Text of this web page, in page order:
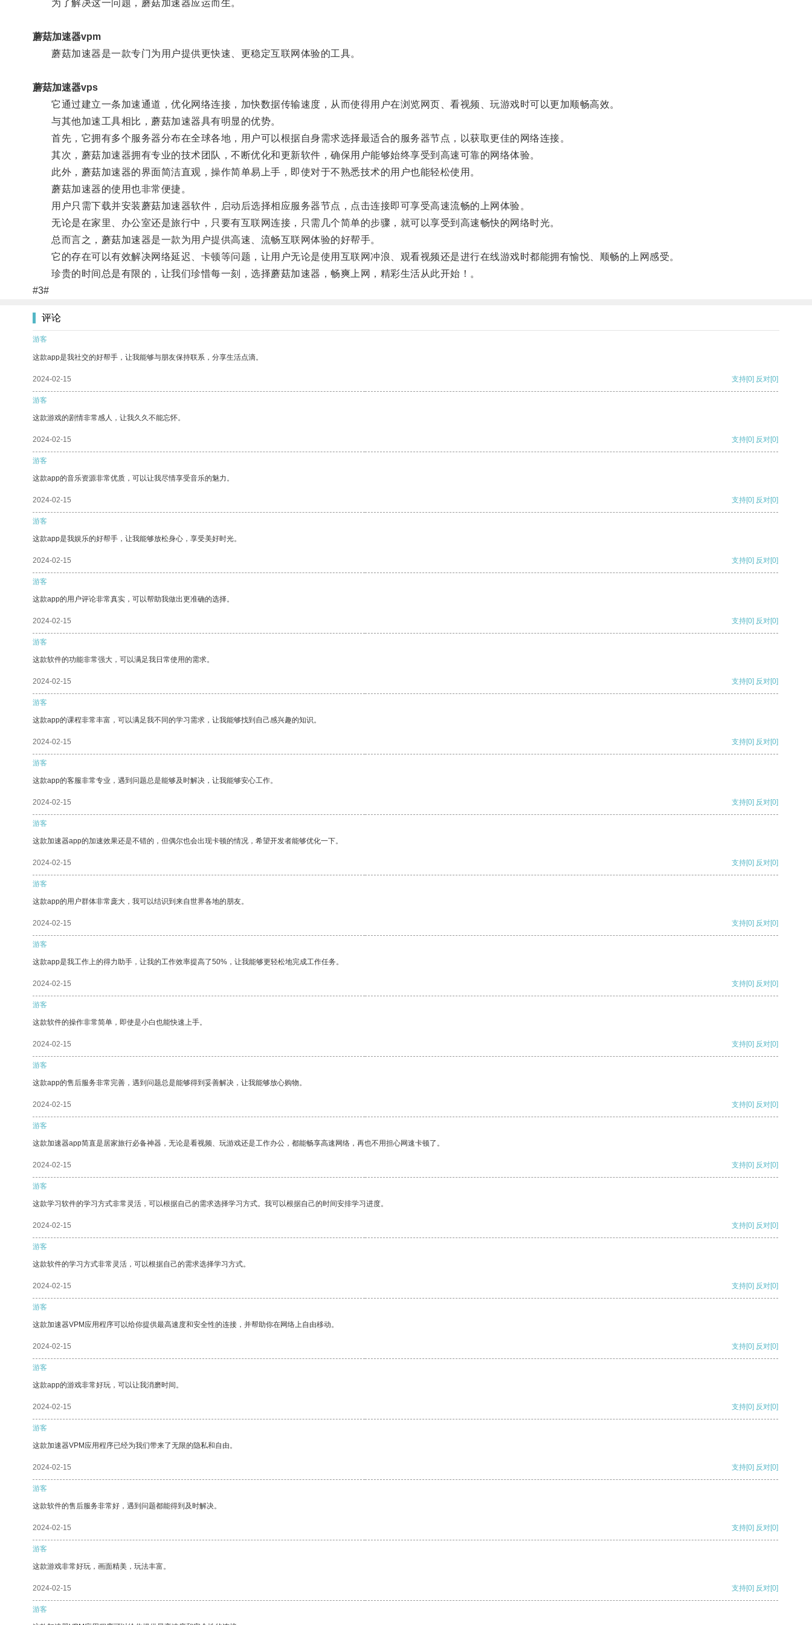
为了解决这一问题，蘑菇加速器应运而生。
蘑菇加速器vpm
蘑菇加速器是一款专门为用户提供更快速、更稳定互联网体验的工具。
蘑菇加速器vps
它通过建立一条加速通道，优化网络连接，加快数据传输速度，从而使得用户在浏览网页、看视频、玩游戏时可以更加顺畅高效。
与其他加速工具相比，蘑菇加速器具有明显的优势。
首先，它拥有多个服务器分布在全球各地，用户可以根据自身需求选择最适合的服务器节点，以获取更佳的网络连接。
其次，蘑菇加速器拥有专业的技术团队，不断优化和更新软件，确保用户能够始终享受到高速可靠的网络体验。
此外，蘑菇加速器的界面简洁直观，操作简单易上手，即使对于不熟悉技术的用户也能轻松使用。
蘑菇加速器的使用也非常便捷。
用户只需下载并安装蘑菇加速器软件，启动后选择相应服务器节点，点击连接即可享受高速流畅的上网体验。
无论是在家里、办公室还是旅行中，只要有互联网连接，只需几个简单的步骤，就可以享受到高速畅快的网络时光。
总而言之，蘑菇加速器是一款为用户提供高速、流畅互联网体验的好帮手。
它的存在可以有效解决网络延迟、卡顿等问题，让用户无论是使用互联网冲浪、观看视频还是进行在线游戏时都能拥有愉悦、顺畅的上网感受。
珍贵的时间总是有限的，让我们珍惜每一刻，选择蘑菇加速器，畅爽上网，精彩生活从此开始！。
#3#
评论
游客
这款app是我社交的好帮手，让我能够与朋友保持联系，分享生活点滴。
2024-02-15 支持[0] 反对[0]
游客
这款游戏的剧情非常感人，让我久久不能忘怀。
2024-02-15 支持[0] 反对[0]
游客
这款app的音乐资源非常优质，可以让我尽情享受音乐的魅力。
2024-02-15 支持[0] 反对[0]
游客
这款app是我娱乐的好帮手，让我能够放松身心，享受美好时光。
2024-02-15 支持[0] 反对[0]
游客
这款app的用户评论非常真实，可以帮助我做出更准确的选择。
2024-02-15 支持[0] 反对[0]
游客
这款软件的功能非常强大，可以满足我日常使用的需求。
2024-02-15 支持[0] 反对[0]
游客
这款app的课程非常丰富，可以满足我不同的学习需求，让我能够找到自己感兴趣的知识。
2024-02-15 支持[0] 反对[0]
游客
这款app的客服非常专业，遇到问题总是能够及时解决，让我能够安心工作。
2024-02-15 支持[0] 反对[0]
游客
这款加速器app的加速效果还是不错的，但偶尔也会出现卡顿的情况，希望开发者能够优化一下。
2024-02-15 支持[0] 反对[0]
游客
这款app的用户群体非常庞大，我可以结识到来自世界各地的朋友。
2024-02-15 支持[0] 反对[0]
游客
这款app是我工作上的得力助手，让我的工作效率提高了50%，让我能够更轻松地完成工作任务。
2024-02-15 支持[0] 反对[0]
游客
这款软件的操作非常简单，即使是小白也能快速上手。
2024-02-15 支持[0] 反对[0]
游客
这款app的售后服务非常完善，遇到问题总是能够得到妥善解决，让我能够放心购物。
2024-02-15 支持[0] 反对[0]
游客
这款加速器app简直是居家旅行必备神器，无论是看视频、玩游戏还是工作办公，都能畅享高速网络，再也不用担心网速卡顿了。
2024-02-15 支持[0] 反对[0]
游客
这款学习软件的学习方式非常灵活，可以根据自己的需求选择学习方式。我可以根据自己的时间安排学习进度。
2024-02-15 支持[0] 反对[0]
游客
这款软件的学习方式非常灵活，可以根据自己的需求选择学习方式。
2024-02-15 支持[0] 反对[0]
游客
这款加速器VPM应用程序可以给你提供最高速度和安全性的连接，并帮助你在网络上自由移动。
2024-02-15 支持[0] 反对[0]
游客
这款app的游戏非常好玩，可以让我消磨时间。
2024-02-15 支持[0] 反对[0]
游客
这款加速器VPM应用程序已经为我们带来了无限的隐私和自由。
2024-02-15 支持[0] 反对[0]
游客
这款软件的售后服务非常好，遇到问题都能得到及时解决。
2024-02-15 支持[0] 反对[0]
游客
这款游戏非常好玩，画面精美，玩法丰富。
2024-02-15 支持[0] 反对[0]
游客